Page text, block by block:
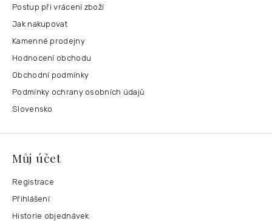
Postup při vrácení zboží
Jak nakupovat
Kamenné prodejny
Hodnocení obchodu
Obchodní podmínky
Podmínky ochrany osobních údajů
Slovensko
Můj účet
Registrace
Přihlášení
Historie objednávek